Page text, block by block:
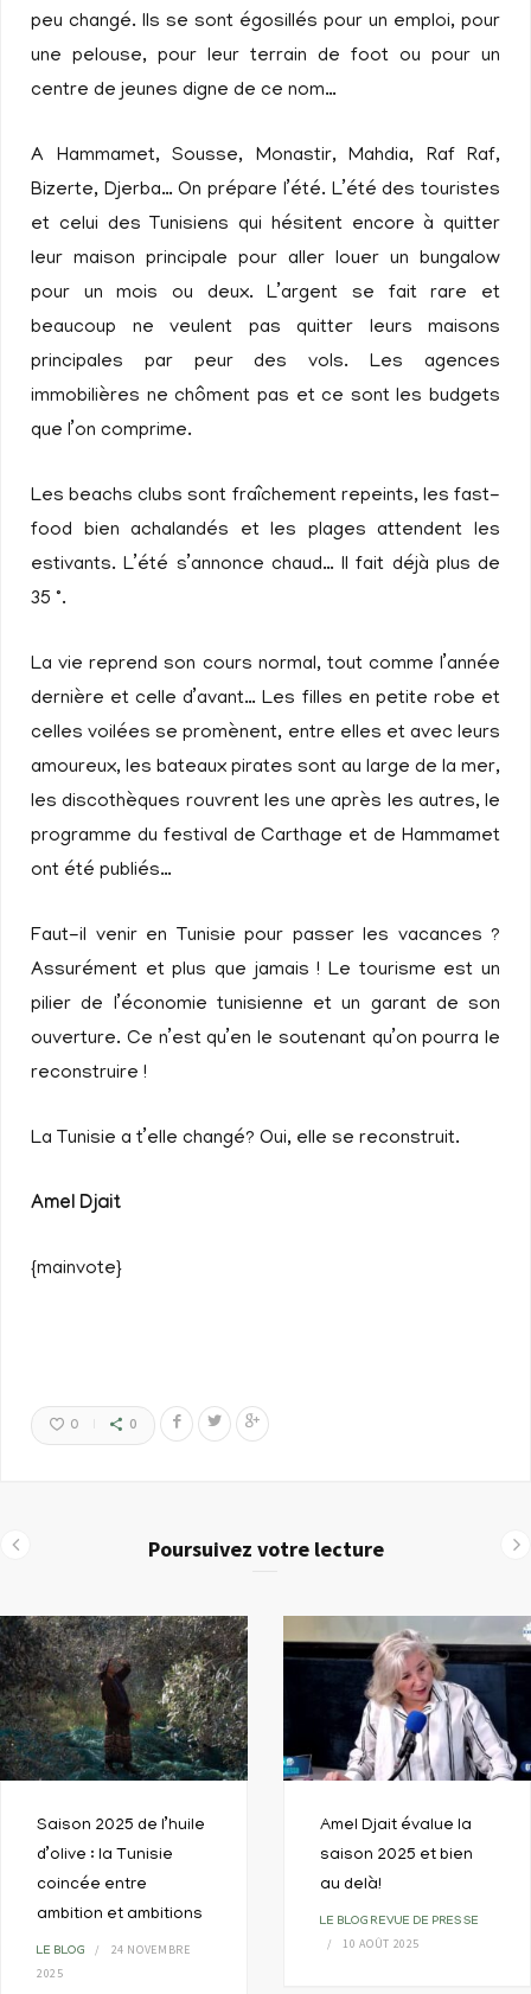
peu changé. Ils se sont égosillés pour un emploi, pour
une pelouse, pour leur terrain de foot ou pour un
centre de jeunes digne de ce nom…
A Hammamet, Sousse, Monastir, Mahdia, Raf Raf,
Bizerte, Djerba… On prépare l’été. L’été des touristes
et celui des Tunisiens qui hésitent encore à quitter
leur maison principale pour aller louer un bungalow
pour un mois ou deux. L’argent se fait rare et
beaucoup ne veulent pas quitter leurs maisons
principales par peur des vols. Les agences
immobilières ne chôment pas et ce sont les budgets
que l’on comprime.
Les beachs clubs sont fraîchement repeints, les fast-
food bien achalandés et les plages attendent les
estivants. L’été s’annonce chaud… Il fait déjà plus de
35 °.
La vie reprend son cours normal, tout comme l’année
dernière et celle d’avant… Les filles en petite robe et
celles voilées se promènent, entre elles et avec leurs
amoureux, les bateaux pirates sont au large de la mer,
les discothèques rouvrent les une après les autres, le
programme du festival de Carthage et de Hammamet
ont été publiés…
Faut-il venir en Tunisie pour passer les vacances ?
Assurément et plus que jamais ! Le tourisme est un
pilier de l’économie tunisienne et un garant de son
ouverture. Ce n’est qu’en le soutenant qu’on pourra le
reconstruire !
La Tunisie a t’elle changé? Oui, elle se reconstruit.
Amel Djait
{mainvote}
0 0
Poursuivez votre lecture
Saison 2025 de l’huile
d’olive : la Tunisie
coincée entre
ambition et ambitions
LE BLOG
24 NOVEMBRE
2025
Amel Djait évalue la
saison 2025 et bien
au delà!
LE BLOG REVUE DE PRESSE
10 AOÛT 2025